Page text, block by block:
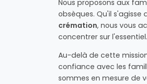
Nous proposons aux
obsèques. Qu'il s'agisse
crémation, nous vous
concentrer sur l'essentiel.
Au-delà de cette
confiance avec les
sommes en mesure de